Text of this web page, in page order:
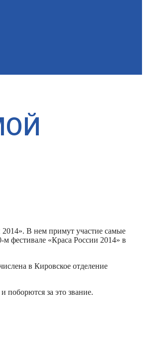
В нем примут участие самые
м фестивале «Краса России 2014» в
в Кировское отделение
поборются за это звание.